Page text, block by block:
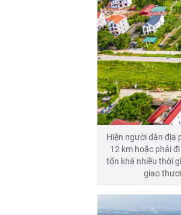
Hiện người dân địa
12 km hoặc phải
tốn khá nhiều thời
giao